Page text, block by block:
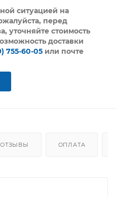
ситуацией на
перед
уточняйте стоимость
доставки
755-60-05 или почте
ОТЗЫВЫ ОПЛАТА